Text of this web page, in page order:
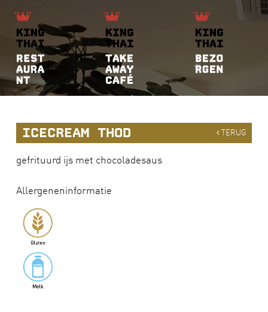
TERUG
ICECREAM THOD
gefrituurd ijs met chocoladesaus
Allergeneninformatie